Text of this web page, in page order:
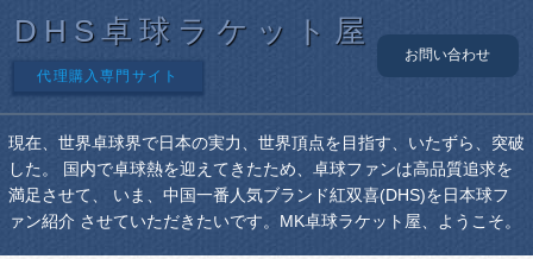
DHS卓球ラケット屋
代理購入専門サイト
お問い合わせ
現在、世界卓球界で日本の実力、世界頂点を目指す、いたずら、突破
した。 国内で卓球熱を迎えてきたため、卓球ファンは高品質追求を
満足させて、 いま、中国一番人気ブランド紅双喜(DHS)を日本球フ
ァン紹介 させていただきたいです。MK卓球ラケット屋、ようこそ。